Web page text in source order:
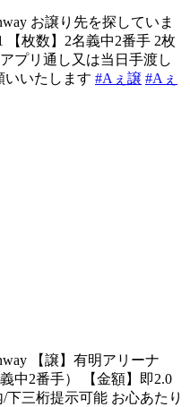
お譲り先を探していま
【枚数】2名義中2番手 2枚
プリ通し又は当日手渡し
いいたします #Aぇ譲 #Aぇ
【譲】有明アリーナ
中2番手） 【金額】即2.0
下三桁提示可能 お心あたり